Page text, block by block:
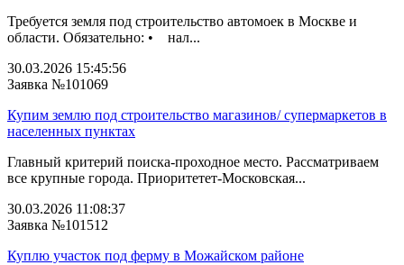
Требуется земля под строительство автомоек в Москве и
области. Обязательно: • нал...
30.03.2026 15:45:56
Заявка №101069
Купим землю под строительство магазинов/ супермаркетов в
населенных пунктах
Главный критерий поиска-проходное место. Рассматриваем
все крупные города. Приоритетет-Московская...
30.03.2026 11:08:37
Заявка №101512
Куплю участок под ферму в Можайском районе